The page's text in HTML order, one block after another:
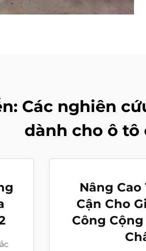
Các nghiên
dành cho ô
Nâng
Cận Cho
Công